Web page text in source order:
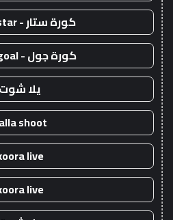
كورة ستار - koora-star
كورة جول - koora-goal
يلا شوت
shoot
live
live